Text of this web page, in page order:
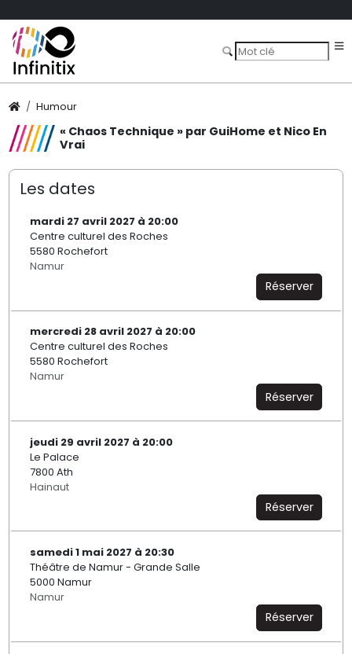
Humour
« Chaos Technique » par GuiHome et Nico En
Vrai
Les dates
mardi 27 avril 2027 à 20:00
Centre culturel des Roches
5580 Rochefort
Namur
Réserver
mercredi 28 avril 2027 à 20:00
Centre culturel des Roches
5580 Rochefort
Namur
Réserver
jeudi 29 avril 2027 à 20:00
Le Palace
7800 Ath
Hainaut
Réserver
samedi 1 mai 2027 à 20:30
Théâtre de Namur - Grande Salle
5000 Namur
Namur
Réserver